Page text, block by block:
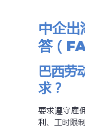
中企出
答（
巴西劳
求？
要求遵守雇
利、工时限制